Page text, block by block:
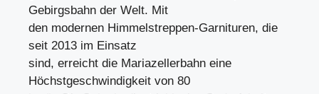
Gebirgsbahn der Welt. Mit
den modernen Himmelstreppen-Garnituren, die
seit 2013 im Einsatz
sind, erreicht die Mariazellerbahn eine
Höchstgeschwindigkeit von 80